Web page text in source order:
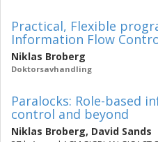
Practical, Flexible
Information Flow
Niklas Broberg
Doktorsavhandling
Paralocks: Role-based
control and beyond
Niklas Broberg, David Sands